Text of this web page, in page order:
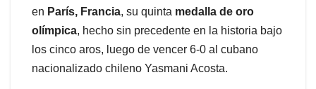
en París, Francia, su quinta medalla de oro
olímpica, hecho sin precedente en la historia bajo
los cinco aros, luego de vencer 6-0 al cubano
nacionalizado chileno Yasmani Acosta.